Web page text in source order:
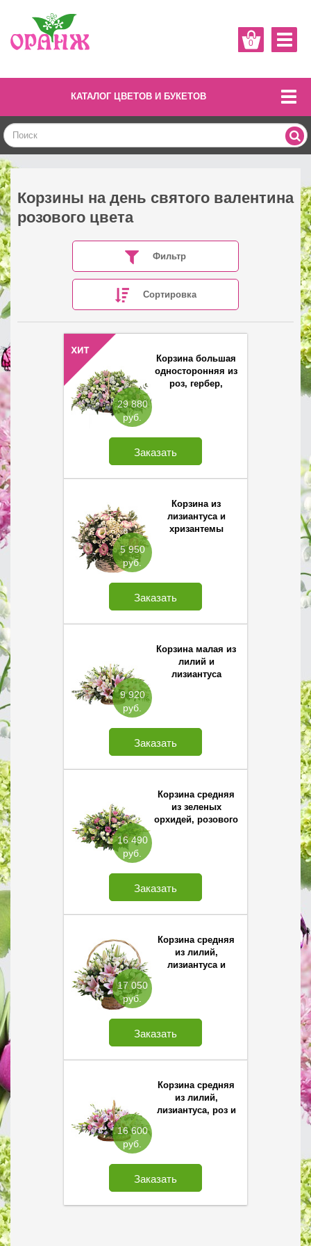
0
КАТАЛОГ ЦВЕТОВ И БУКЕТОВ
Корзины на день святого валентина
розового цвета
Фильтр
Сортировка
29 880
руб.
Корзина большая
односторонняя из
роз, гербер,
Заказать
5 950
руб.
Корзина из
лизиантуса и
хризантемы
Заказать
9 920
руб.
Корзина малая из
лилий и
лизиантуса
Заказать
16 490
руб.
Корзина средняя
из зеленых
орхидей, розового
Заказать
17 050
руб.
Корзина средняя
из лилий,
лизиантуса и
Заказать
16 600
руб.
Корзина средняя
из лилий,
лизиантуса, роз и
Заказать